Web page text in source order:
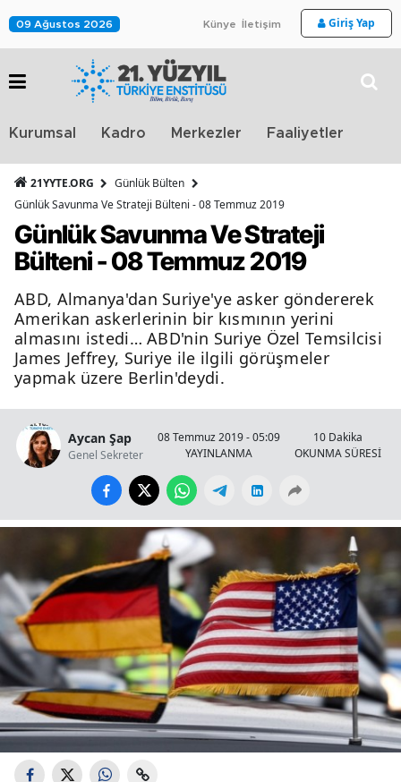
09 Ağustos 2026 Künye İletişim Giriş Yap
Kurumsal Kadro Merkezler Faaliyetler
21YYTE.ORG
Günlük Bülten
Günlük Savunma Ve Strateji Bülteni - 08 Temmuz 2019
Günlük Savunma Ve Strateji
Bülteni - 08 Temmuz 2019
ABD, Almanya'dan Suriye'ye asker göndererek
Amerikan askerlerinin bir kısmının yerini
almasını istedi… ABD'nin Suriye Özel Temsilcisi
James Jeffrey, Suriye ile ilgili görüşmeler
yapmak üzere Berlin'deydi.
Aycan Şap
Genel Sekreter
08 Temmuz 2019 - 05:09
YAYINLANMA
10 Dakika
OKUNMA SÜRESİ